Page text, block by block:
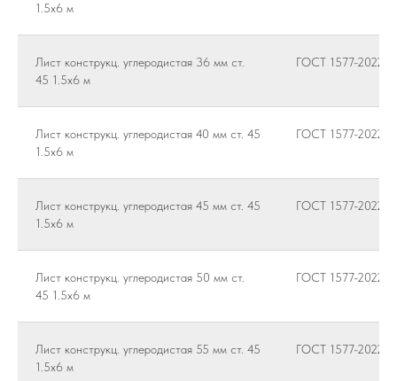
1.5х6 м
Лист конструкц. углеродистая 36 мм ст.
45 1.5х6 м
ГОСТ 1577-2022
Лист конструкц. углеродистая 40 мм ст. 45
1.5х6 м
ГОСТ 1577-2022
Лист конструкц. углеродистая 45 мм ст. 45
1.5х6 м
ГОСТ 1577-2022
Лист конструкц. углеродистая 50 мм ст.
45 1.5х6 м
ГОСТ 1577-2022
Лист конструкц. углеродистая 55 мм ст. 45
1.5х6 м
ГОСТ 1577-2022